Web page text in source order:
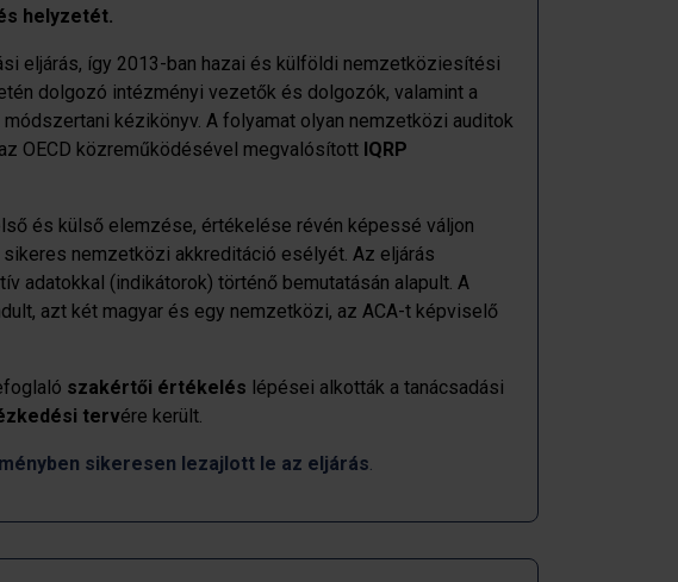
helyzetét.
eljárás, így 2013-ban hazai és külföldi nemzetköziesítési
dolgozó intézményi vezetők és dolgozók, valamint a
kézikönyv. A folyamat olyan nemzetközi auditok
OECD közreműködésével megvalósított IQRP
és külső elemzése, értékelése révén képessé váljon
nemzetközi akkreditáció esélyét. Az eljárás
adatokkal (indikátorok) történő bemutatásán alapult. A
azt két magyar és egy nemzetközi, az ACA-t képviselő
szakértői értékelés lépései alkották a tanácsadási
tervére került.
sikeresen lezajlott le az eljárás.